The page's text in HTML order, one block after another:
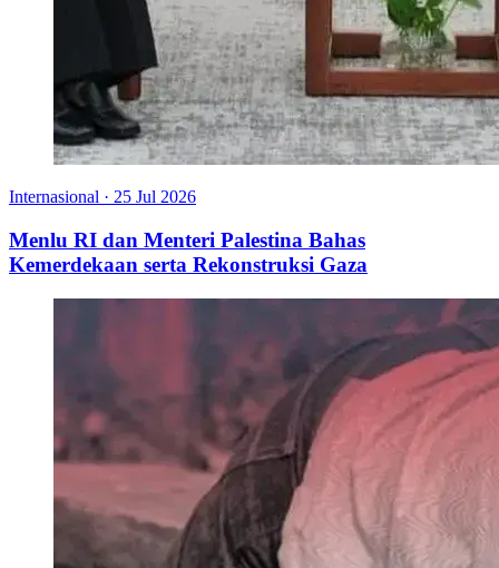
Internasional · 25 Jul 2026
Menlu RI dan Menteri Palestina Bahas
Kemerdekaan serta Rekonstruksi Gaza